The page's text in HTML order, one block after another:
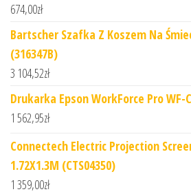
674,00zł
Bartscher Szafka Z Koszem Na
(316347B)
3 104,52zł
Drukarka Epson WorkForce Pro WF-
1 562,95zł
Connectech Electric Projection
1.72X1.3M (CTS04350)
1 359,00zł